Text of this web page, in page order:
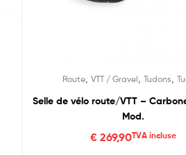
Route, VTT / Gravel Tudons
Selle de vélo route/VTT –
Mod.
€ 269,90TVA incluse